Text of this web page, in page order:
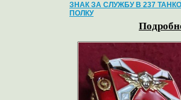
ЗНАК ЗА СЛУЖБУ В 237
ПОЛКУ